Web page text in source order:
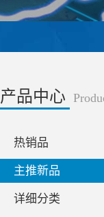
产品中心
热销品
主推新品
详细分类